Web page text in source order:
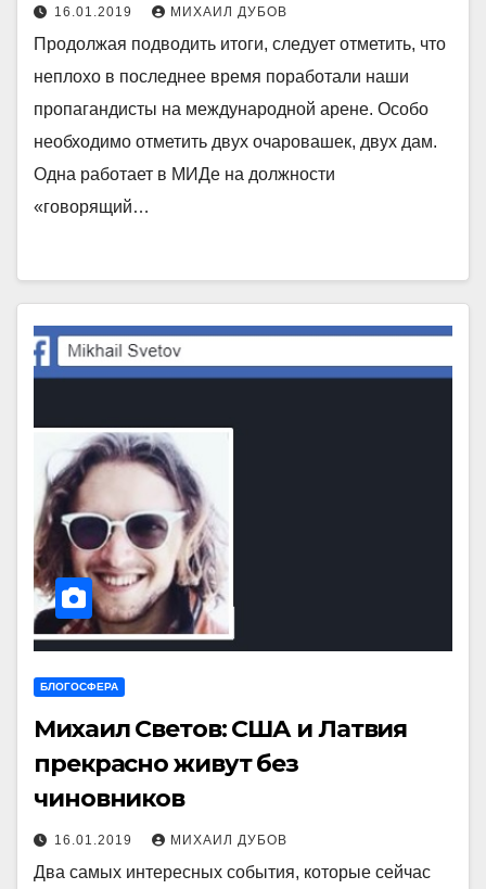
16.01.2019 МИХАИЛ ДУБОВ
Продолжая подводить итоги, следует отметить, что
неплохо в последнее время поработали наши
пропагандисты на международной арене. Особо
необходимо отметить двух очаровашек, двух дам.
Одна работает в МИДе на должности
«говорящий…
БЛОГОСФЕРА
Михаил Светов: США и Латвия
прекрасно живут без
чиновников
16.01.2019 МИХАИЛ ДУБОВ
Два самых интересных события, которые сейчас